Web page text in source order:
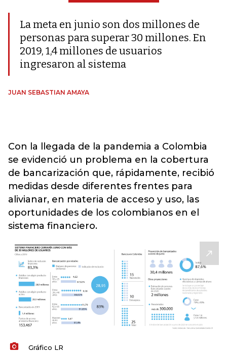
La meta en junio son dos millones de
personas para superar 30 millones. En
2019, 1,4 millones de usuarios
ingresaron al sistema
JUAN SEBASTIAN AMAYA
Con la llegada de la pandemia a Colombia
se evidenció un problema en la cobertura
de bancarización que, rápidamente, recibió
medidas desde diferentes frentes para
alivianar, en materia de acceso y uso, las
oportunidades de los colombianos en el
sistema financiero.
Gráfico LR